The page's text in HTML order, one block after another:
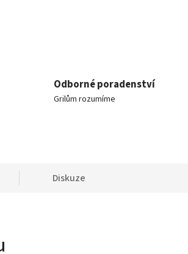
Odborné poradenství
Grilům rozumíme
Diskuze